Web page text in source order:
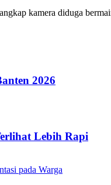
kamera diduga
2026
Lebih Rapi